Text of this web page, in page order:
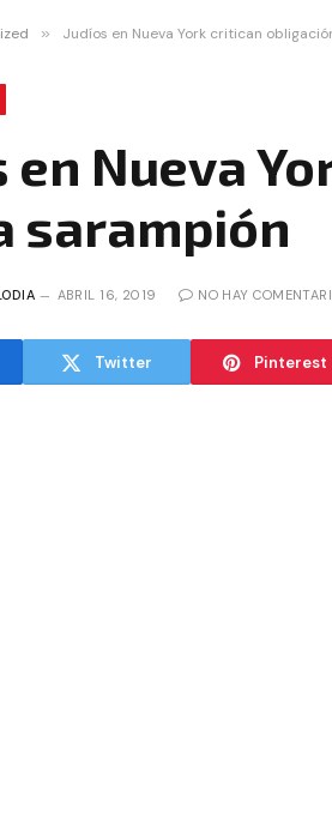
» Judíos en Nueva York critican
en Nueva
sarampión
ABRIL 16, 2019 NO HAY
Twitter Pinterest